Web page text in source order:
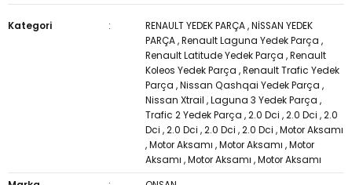
Kategori RENAULT YEDEK PARÇA ,NİSSAN YEDEK
PARÇA ,Renault Laguna Yedek Parça ,
Renault Latitude Yedek Parça ,Renault
Koleos Yedek Parça ,Renault Trafic Yedek
Parça ,Nissan Qashqai Yedek Parça ,
Nissan Xtrail ,Laguna 3 Yedek Parça ,
Trafic 2 Yedek Parça ,2.0 Dci ,2.0 Dci ,2.0
Dci ,2.0 Dci ,2.0 Dci ,2.0 Dci ,Motor Aksamı
,Motor Aksamı ,Motor Aksamı ,Motor
Aksamı ,Motor Aksamı ,Motor Aksamı